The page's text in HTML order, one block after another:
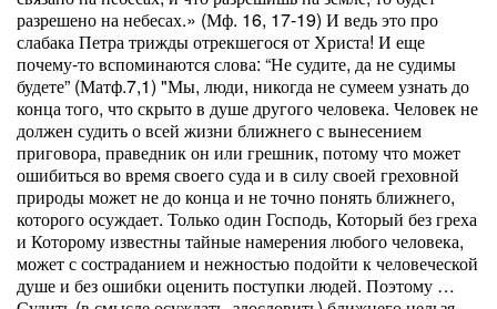
разрешено на небесах.» (Мф. 16, 17-19) И ведь это про
слабака Петра трижды отрекшегося от Христа! И еще
почему-то вспоминаются слова: “Не судите, да не судимы
будете” (Матф.7,1) "Мы, люди, никогда не сумеем узнать до
конца того, что скрыто в душе другого человека. Человек не
должен судить о всей жизни ближнего с вынесением
приговора, праведник он или грешник, потому что может
ошибиться во время своего суда и в силу своей греховной
природы может не до конца и не точно понять ближнего,
которого осуждает. Только один Господь, Который без греха
и Которому известны тайные намерения любого человека,
может с состраданием и нежностью подойти к человеческой
душе и без ошибки оценить поступки людей. Поэтому …